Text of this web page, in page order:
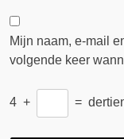
Mijn naam, e-mail
volgende keer
4 + =